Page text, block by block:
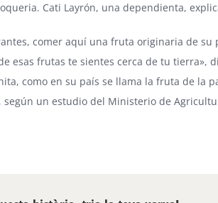
Cati Layrón, una dependienta,
comer aquí una fruta originaria de
esas frutas te sientes cerca de tu tierra»,
como en su país se llama la fruta de la
según un estudio del Ministerio de